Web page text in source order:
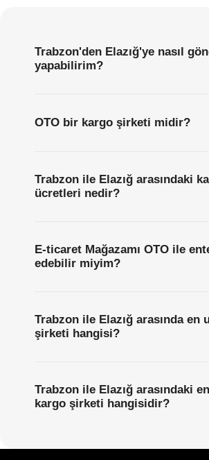
Trabzon'den Elazığ'ye nasıl
yapabilirim?
OTO bir kargo şirketi midir?
Trabzon ile Elazığ arasındaki
ücretleri nedir?
E-ticaret Mağazamı OTO ile
edebilir miyim?
Trabzon ile Elazığ arasında en
şirketi hangisi?
Trabzon ile Elazığ arasındaki en
kargo şirketi hangisidir?